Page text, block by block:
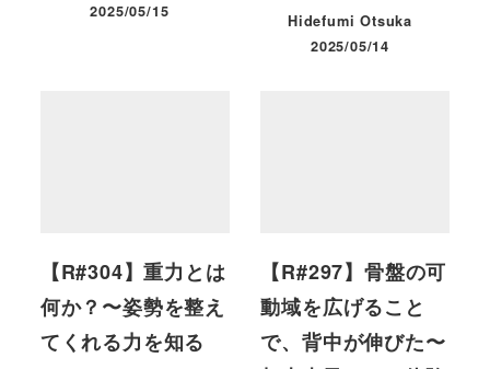
投稿日
2025/05/15
Hidefumi Otsuka
投稿日
2025/05/14
【R#304】重力とは
何か？〜姿勢を整え
てくれる力を知る
【R#297】骨盤の可
動域を広げること
で、背中が伸びた〜